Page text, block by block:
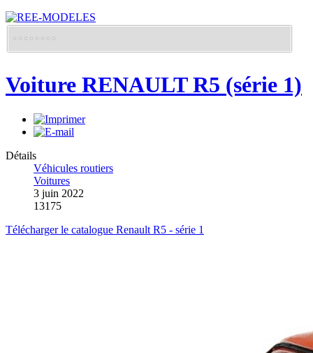
Voiture RENAULT R5 (série 1)
Détails
Véhicules routiers
Voitures
3 juin 2022
13175
Télécharger le catalogue Renault R5 - série 1